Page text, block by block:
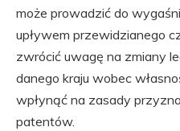
może prowadzić do
upływem przewidzianego
zwrócić uwagę na zmiany
danego kraju wobec
wpłynąć na zasady
patentów.